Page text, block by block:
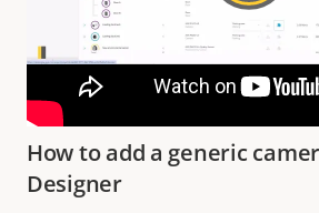
How to add a generic
Designer